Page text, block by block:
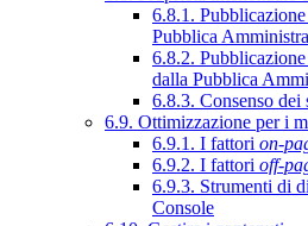
6.8.1.
Pubblica
6.8.2.
dalla Pubblica
6.8.3. Consenso dei
6.9. Ottimizzazione per i
6.9.1. I fattori on-
6.9.2. I fattori off-
6.9.3. Strumenti di
Console